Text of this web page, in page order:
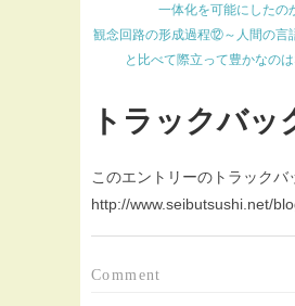
一体化を可能にしたの
観念回路の形成過程⑫～人間の言
と比べて際立って豊かなの
トラックバッ
このエントリーのトラックバ
http://www.seibutsushi.net/
Comment